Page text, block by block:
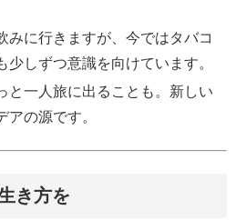
みに行きますが、今ではタバコ
少しずつ意識を向けています。
と一人旅に出ることも。新しい
アの源です。
き方を